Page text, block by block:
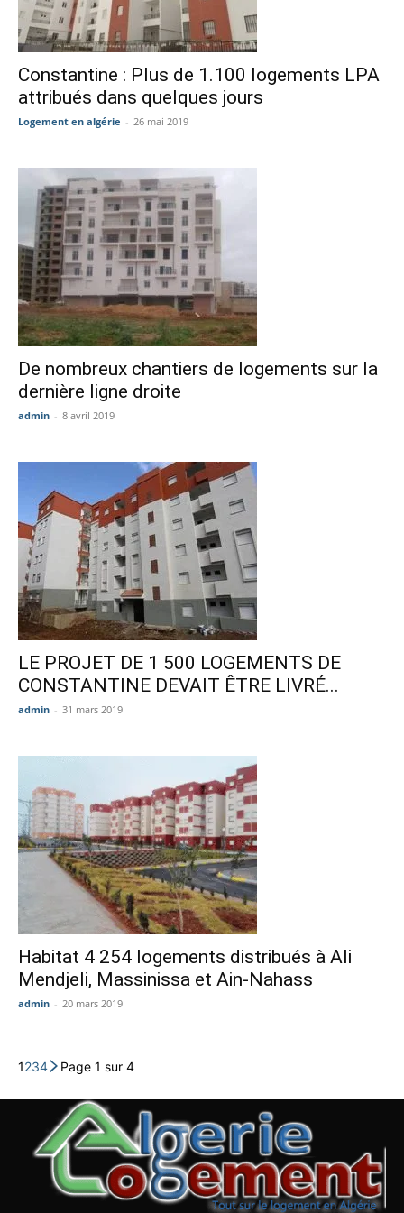
Constantine : Plus de 1.100 logements LPA
attribués dans quelques jours
Logement en algérie - 26 mai 2019
De nombreux chantiers de logements sur la
dernière ligne droite
admin - 8 avril 2019
LE PROJET DE 1 500 LOGEMENTS DE
CONSTANTINE DEVAIT ÊTRE LIVRÉ...
admin - 31 mars 2019
Habitat 4 254 logements distribués à Ali
Mendjeli, Massinissa et Ain-Nahass
admin - 20 mars 2019
1234 Page 1 sur 4